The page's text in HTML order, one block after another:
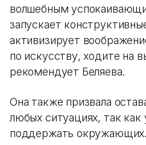
волшебным
запускает
активизирует
по искусству, ходите на
рекомендует Беляева.
Она также призвала
любых ситуациях, так
поддержать окружающих.